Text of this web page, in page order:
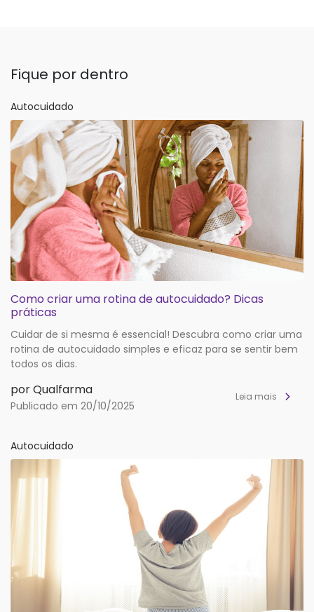
Fique por dentro
Autocuidado
Como criar uma rotina de autocuidado? Dicas
práticas
Cuidar de si mesma é essencial! Descubra como criar uma
rotina de autocuidado simples e eficaz para se sentir bem
todos os dias.
por Qualfarma
Publicado em 20/10/2025
Leia mais
Autocuidado